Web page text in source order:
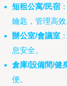
短租公寓/民宿
鑰匙，管理高效
辦公室/會議室
息安全。
倉庫/設備間/健
便。